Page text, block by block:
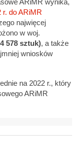
r. do ARiMR
najwięcej
w woj.
578 sztuk), a także
wniosków
na 2022 r., który
ARiMR